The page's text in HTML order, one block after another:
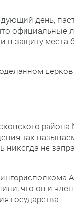
день,
официальные
в защиту места
района
так
никогда не
что он и
государства.